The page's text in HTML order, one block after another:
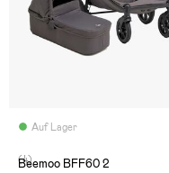
Auf Lager
(4)
Beemoo BFF60 2